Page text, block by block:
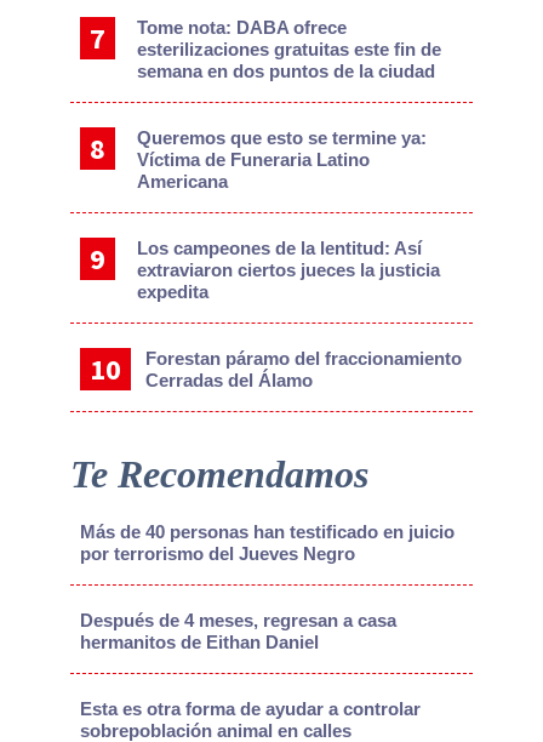
Tome nota: DABA ofrece
esterilizaciones gratuitas este fin de
semana en dos puntos de la ciudad
Queremos que esto se termine ya:
Víctima de Funeraria Latino
Americana
Los campeones de la lentitud: Así
extraviaron ciertos jueces la justicia
expedita
Forestan páramo del fraccionamiento
Cerradas del Álamo
Te Recomendamos
Más de 40 personas han testificado en juicio
por terrorismo del Jueves Negro
Después de 4 meses, regresan a casa
hermanitos de Eithan Daniel
Esta es otra forma de ayudar a controlar
sobrepoblación animal en calles